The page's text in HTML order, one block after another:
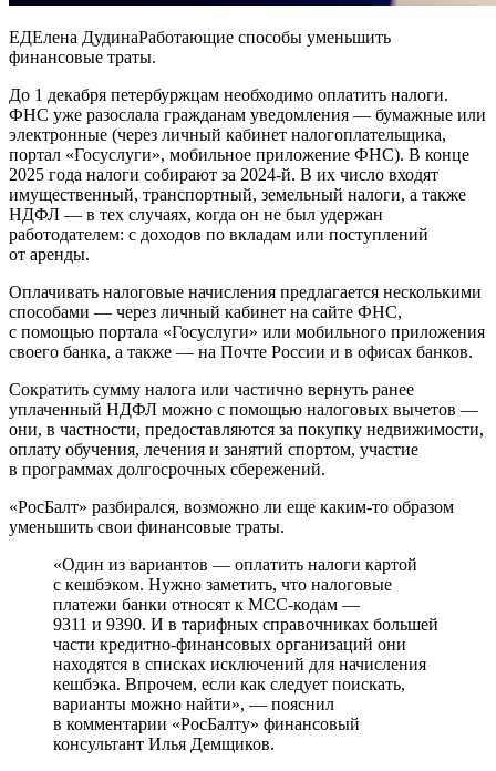
ЕДЕлена ДудинаРаботающие способы уменьшить
финансовые траты.
До 1 декабря петербуржцам необходимо оплатить налоги.
ФНС уже разослала гражданам уведомления — бумажные или
электронные (через личный кабинет налогоплательщика,
портал «Госуслуги», мобильное приложение ФНС). В конце
2025 года налоги собирают за 2024-й. В их число входят
имущественный, транспортный, земельный налоги, а также
НДФЛ — в тех случаях, когда он не был удержан
работодателем: с доходов по вкладам или поступлений
от аренды.
Оплачивать налоговые начисления предлагается несколькими
способами — через личный кабинет на сайте ФНС,
с помощью портала «Госуслуги» или мобильного приложения
своего банка, а также — на Почте России и в офисах банков.
Сократить сумму налога или частично вернуть ранее
уплаченный НДФЛ можно с помощью налоговых вычетов —
они, в частности, предоставляются за покупку недвижимости,
оплату обучения, лечения и занятий спортом, участие
в программах долгосрочных сбережений.
«РосБалт» разбирался, возможно ли еще каким-то образом
уменьшить свои финансовые траты.
«Один из вариантов — оплатить налоги картой
с кешбэком. Нужно заметить, что налоговые
платежи банки относят к МСС-кодам —
9311 и 9390. И в тарифных справочниках большей
части кредитно-финансовых организаций они
находятся в списках исключений для начисления
кешбэка. Впрочем, если как следует поискать,
варианты можно найти», — пояснил
в комментарии «РосБалту» финансовый
консультант Илья Демщиков.